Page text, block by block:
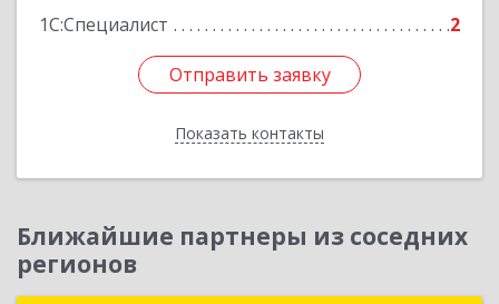
1С:Специалист
2
Отправить заявку
Показать контакты
Отправить заявку
Назад
Ближайшие партнеры из соседних
регионов